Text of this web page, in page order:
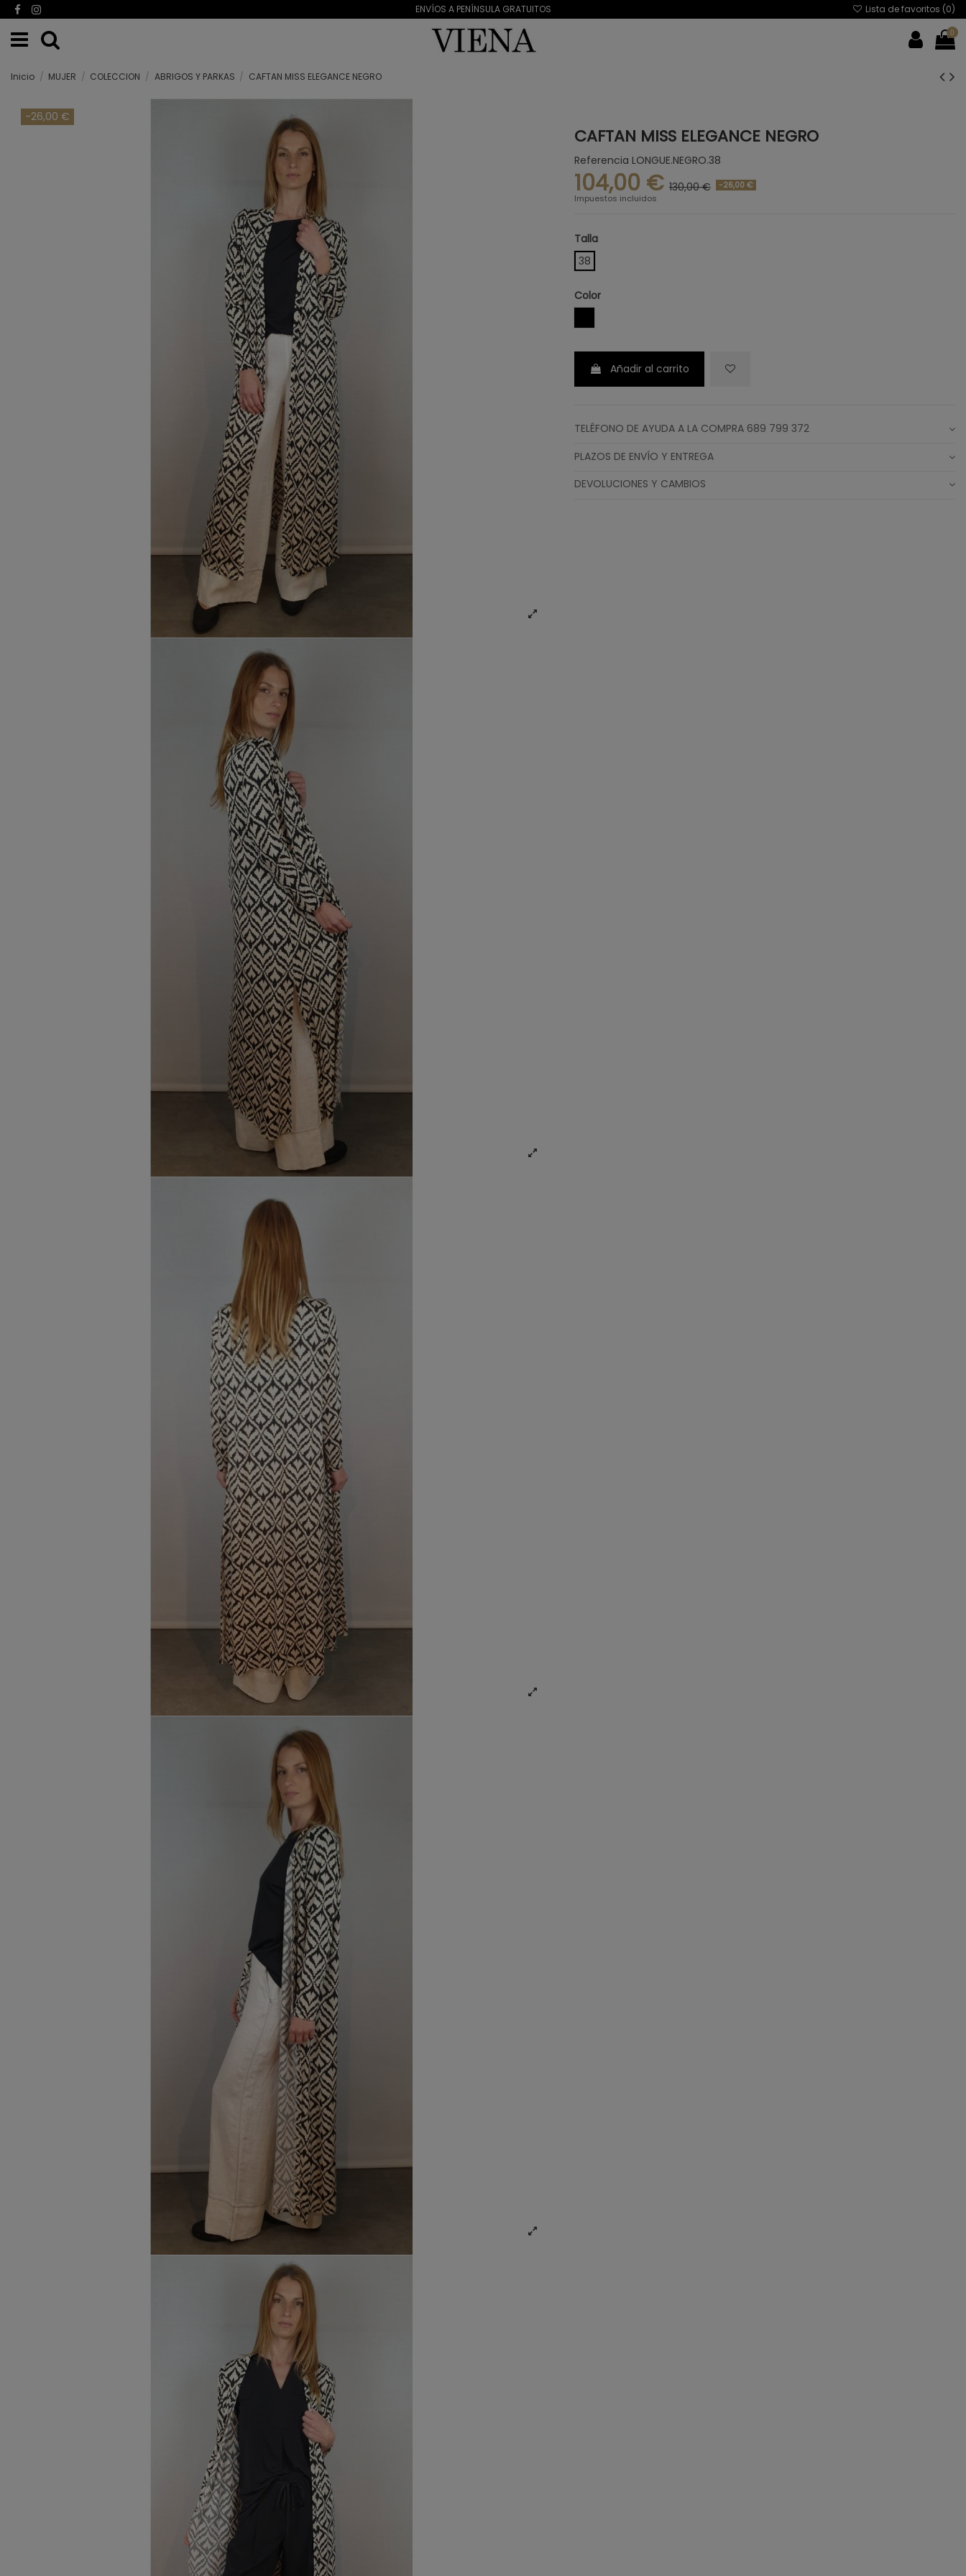
ENVÍOS A PENÍNSULA GRATUITOS Lista de favoritos (0)
0
Inicio MUJER COLECCION ABRIGOS Y PARKAS CAFTAN MISS ELEGANCE NEGRO
-26,00 €
CAFTAN MISS ELEGANCE NEGRO
Referencia LONGUE.NEGRO.38
104,00 € 130,00 € -26,00 €
Impuestos incluidos
Talla
38
Color
Añadir al carrito
TELÉFONO DE AYUDA A LA COMPRA 689 799 372
PLAZOS DE ENVÍO Y ENTREGA
DEVOLUCIONES Y CAMBIOS